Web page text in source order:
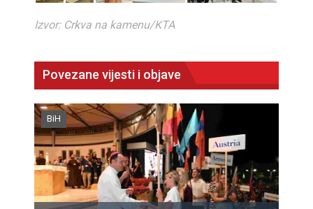
Izvor: Crkva na kamenu/KTA
Povezane vijesti i objave
BiH